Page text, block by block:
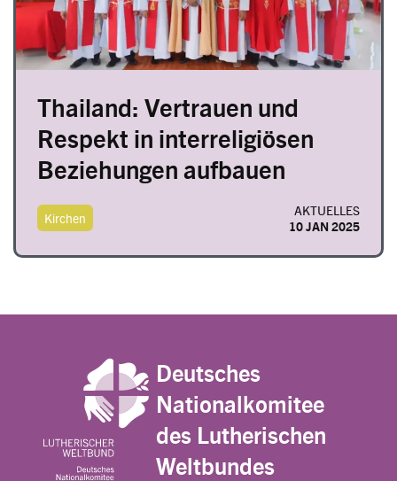
Thailand: Vertrauen und
Respekt in interreligiösen
Beziehungen aufbauen
Kirchen
AKTUELLES
10 JAN 2025
Deutsches
Nationalkomitee
des Lutherischen
Weltbundes